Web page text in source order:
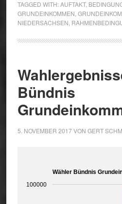
TAGGED WITH:AUFTAKT,
GRUNDEINKOMMEN
NIEDERSACHSEN
Bündnis
5. NOVEMBER 2017VON GERT
Wähler Bündnis
100000